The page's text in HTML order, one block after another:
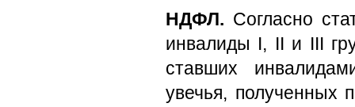
НДФЛ. Согласно
инвалиды I, II и III
ставших
увечья,